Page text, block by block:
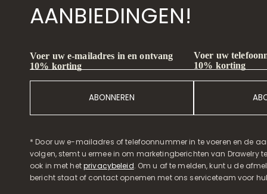
AANBIEDINGEN!
Voer uw e-mailadres in en ontvang
10% korting
ABONNEREN
Voer uw
10% korting
* Door uw e-mailadres of telefoonnummer in te voeren en de
volgen, stemt u ermee in om marketingberichten van Drawelry
ook in met hetprivacybeleid. Om u af te melden, kunt u de
bericht staat of contact opnemen met ons serviceteam voor